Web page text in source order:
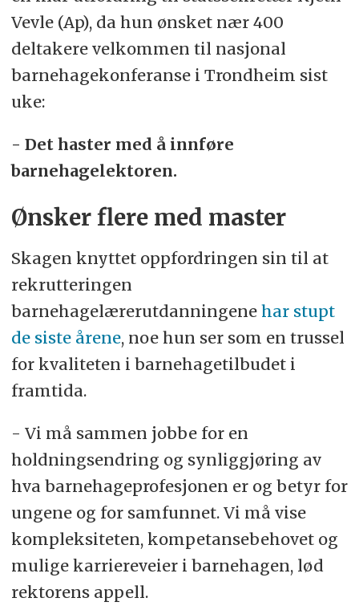
Vevle (Ap), da hun ønsket nær 400
deltakere velkommen til nasjonal
barnehagekonferanse i Trondheim sist
uke:
- Det haster med å innføre
barnehagelektoren.
Ønsker flere med master
Skagen knyttet oppfordringen sin til at
rekrutteringen
barnehagelærerutdanningene har stupt
de siste årene, noe hun ser som en trussel
for kvaliteten i barnehagetilbudet i
framtida.
- Vi må sammen jobbe for en
holdningsendring og synliggjøring av
hva barnehageprofesjonen er og betyr for
ungene og for samfunnet. Vi må vise
kompleksiteten, kompetansebehovet og
mulige karriereveier i barnehagen, lød
rektorens appell.